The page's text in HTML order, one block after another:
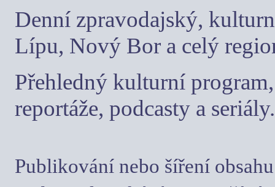
Denní zpravodajský,
Lípu, Nový Bor a celý
Přehledný kulturní
reportáže, podcasty a seriály.
Publikování nebo šíření